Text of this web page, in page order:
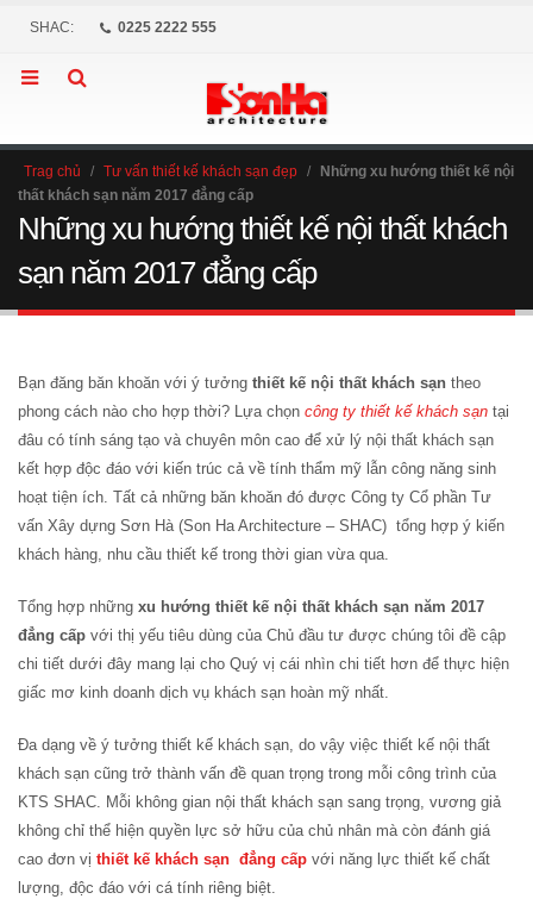
SHAC: 0225 2222 555
Trag chủ / Tư vấn thiết kế khách sạn đẹp /
Những xu hướng thiết kế nội
thất khách sạn năm 2017 đẳng cấp
Những xu hướng thiết kế nội thất khách
sạn năm 2017 đẳng cấp
Bạn đăng băn khoăn với ý tưởng thiết kế nội thất khách sạn theo
phong cách nào cho hợp thời? Lựa chọn công ty thiết kế khách sạn tại
đâu có tính sáng tạo và chuyên môn cao để xử lý nội thất khách sạn
kết hợp độc đáo với kiến trúc cả về tính thẩm mỹ lẫn công năng sinh
hoạt tiện ích. Tất cả những băn khoăn đó được Công ty Cổ phần Tư
vấn Xây dựng Sơn Hà (Son Ha Architecture – SHAC) tổng hợp ý kiến
khách hàng, nhu cầu thiết kế trong thời gian vừa qua.
Tổng hợp những xu hướng thiết kế nội thất khách sạn năm 2017
đẳng cấp với thị yếu tiêu dùng của Chủ đầu tư được chúng tôi đề cập
chi tiết dưới đây mang lại cho Quý vị cái nhìn chi tiết hơn để thực hiện
giấc mơ kinh doanh dịch vụ khách sạn hoàn mỹ nhất.
Đa dạng về ý tưởng thiết kế khách sạn, do vậy việc thiết kế nội thất
khách sạn cũng trở thành vấn đề quan trọng trong mỗi công trình của
KTS SHAC. Mỗi không gian nội thất khách sạn sang trọng, vương giả
không chỉ thể hiện quyền lực sở hữu của chủ nhân mà còn đánh giá
cao đơn vị thiết kế khách sạn đẳng cấp với năng lực thiết kế chất
lượng, độc đáo với cá tính riêng biệt.